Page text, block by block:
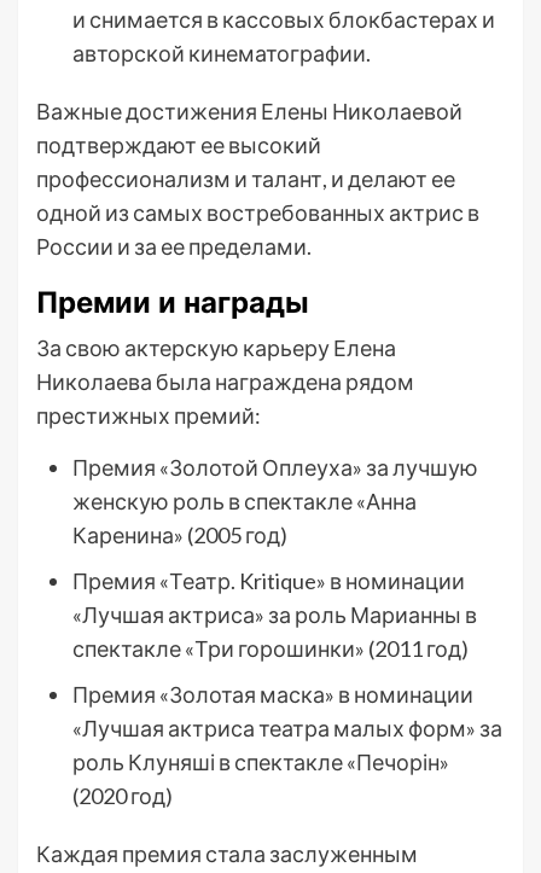
и снимается в кассовых блокбастерах и
авторской кинематографии.
Важные достижения Елены Николаевой
подтверждают ее высокий
профессионализм и талант, и делают ее
одной из самых востребованных актрис в
России и за ее пределами.
Премии и награды
За свою актерскую карьеру Елена
Николаева была награждена рядом
престижных премий:
Премия «Золотой Оплеуха» за лучшую
женскую роль в спектакле «Анна
Каренина» (2005 год)
Премия «Театр. Kritique» в номинации
«Лучшая актриса» за роль Марианны в
спектакле «Три горошинки» (2011 год)
Премия «Золотая маска» в номинации
«Лучшая актриса театра малых форм» за
роль Клуняші в спектакле «Печорін»
(2020 год)
Каждая премия стала заслуженным